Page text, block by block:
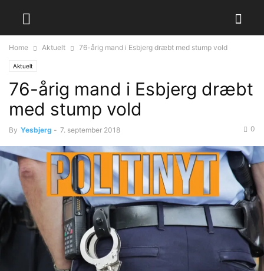
Home Aktuelt 76-årig mand i Esbjerg dræbt med stump vold
Aktuelt
76-årig mand i Esbjerg dræbt
med stump vold
By Yesbjerg - 7. september 2018 0